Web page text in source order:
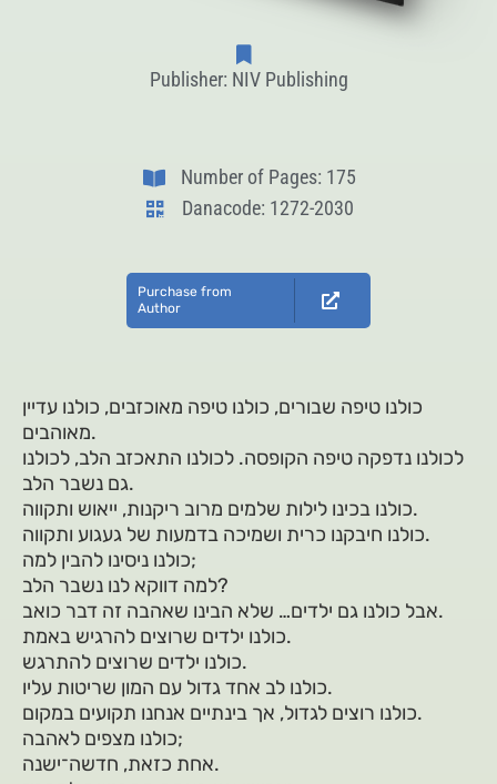
Publisher: NIV Publishing
Number of Pages: 175
Danacode: 1272-2030
Purchase from
Author
כולנו טיפה שבורים, כולנו טיפה מאוכזבים, כולנו עדיין
מאוהבים.
לכולנו נדפקה טיפה הקופסה. לכולנו התאכזב הלב, לכולנו
גם נשבר הלב.
כולנו בכינו לילות שלמים מרוב ריקנות, ייאוש ותקווה.
כולנו חיבקנו כרית ושמיכה בדמעות של געגוע ותקווה.
כולנו ניסינו להבין למה;
למה דווקא לנו נשבר הלב?
אבל כולנו גם ילדים… שלא הבינו שאהבה זה דבר כואב.
כולנו ילדים שרוצים להרגיש באמת.
כולנו ילדים שרוצים להתרגש.
כולנו לב אחד גדול עם המון שריטות עליו.
כולנו רוצים לגדול, אך בינתיים אנחנו תקועים במקום.
כולנו מצפים לאהבה;
אחת כזאת, חדשה־ישנה.